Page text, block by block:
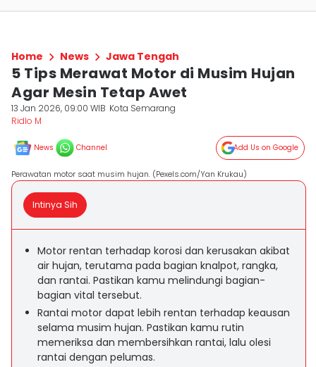
Home News Jawa Tengah
5 Tips Merawat Motor di Musim Hujan
Agar Mesin Tetap Awet
13 Jan 2026, 09:00 WIB Kota Semarang
Ridlo M
News Channel Add Us on Google
Perawatan motor saat musim hujan. (Pexels.com/Yan Krukau)
Intinya Sih
Motor rentan terhadap korosi dan kerusakan akibat
air hujan, terutama pada bagian knalpot, rangka,
dan rantai. Pastikan kamu melindungi bagian-
bagian vital tersebut.
Rantai motor dapat lebih rentan terhadap keausan
selama musim hujan. Pastikan kamu rutin
memeriksa dan membersihkan rantai, lalu olesi
rantai dengan pelumas.